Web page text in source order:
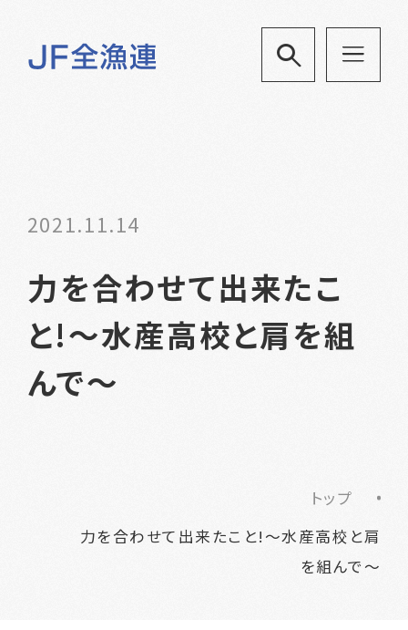
2021.11.14
力を合わせて出来たこ
と!～水産高校と肩を組
んで～
トップ
力を合わせて出来たこと!～水産高校と肩
を組んで～